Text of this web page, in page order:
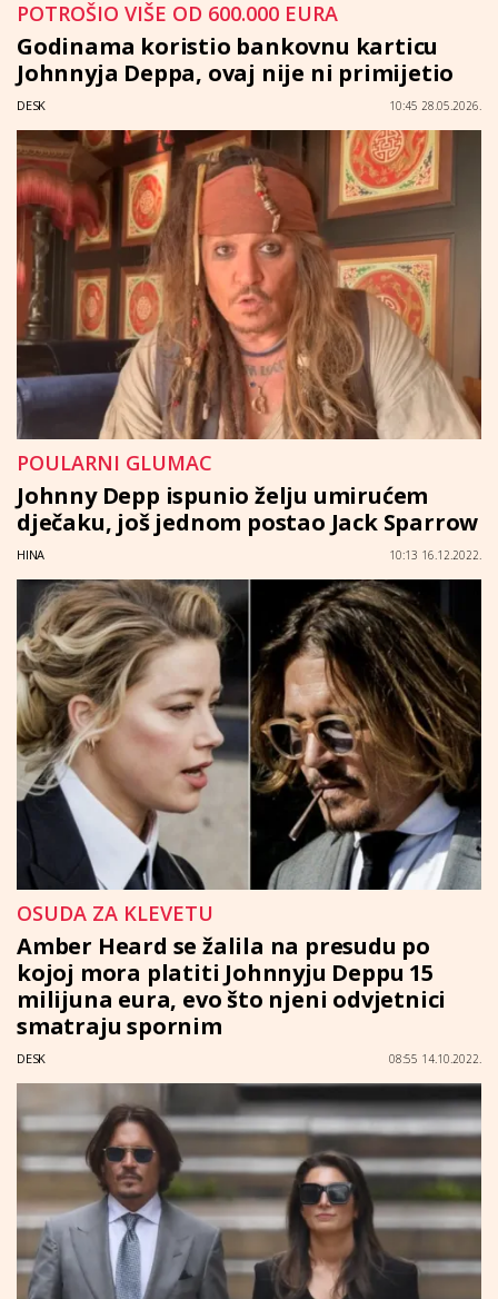
POTROŠIO VIŠE OD 600.000 EURA
Godinama koristio bankovnu karticu
Johnnyja Deppa, ovaj nije ni primijetio
DESK 10:45 28.05.2026.
POULARNI GLUMAC
Johnny Depp ispunio želju umirućem
dječaku, još jednom postao Jack Sparrow
HINA 10:13 16.12.2022.
OSUDA ZA KLEVETU
Amber Heard se žalila na presudu po
kojoj mora platiti Johnnyju Deppu 15
milijuna eura, evo što njeni odvjetnici
smatraju spornim
DESK 08:55 14.10.2022.